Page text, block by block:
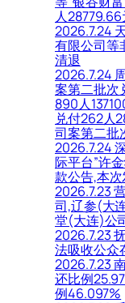
人28779.66
2026.7.24
有限公司等
清退
2026.7.24
案第二批次
890人
兑付262人
司案第二批
2026.7.24
际平台”许
款公告,本
2026.7.23
司,辽参(大
堂(大连)公
2026.7.23
法吸收公众
2026.7.23
还比例
例46.097%